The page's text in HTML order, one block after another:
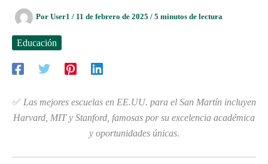
Por User1 / 11 de febrero de 2025 / 5 minutos de lectura
Educación
✅ Las mejores escuelas en EE.UU. para el San Martín incluyen
Harvard, MIT y Stanford, famosas por su excelencia académica
y oportunidades únicas.